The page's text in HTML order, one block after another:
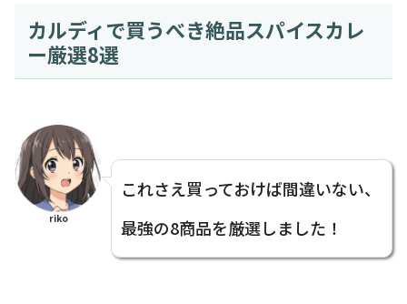
カルディで買うべき絶品スパイスカレ
ー厳選8選
riko
これさえ買っておけば間違いない、
最強の8商品を厳選しました！